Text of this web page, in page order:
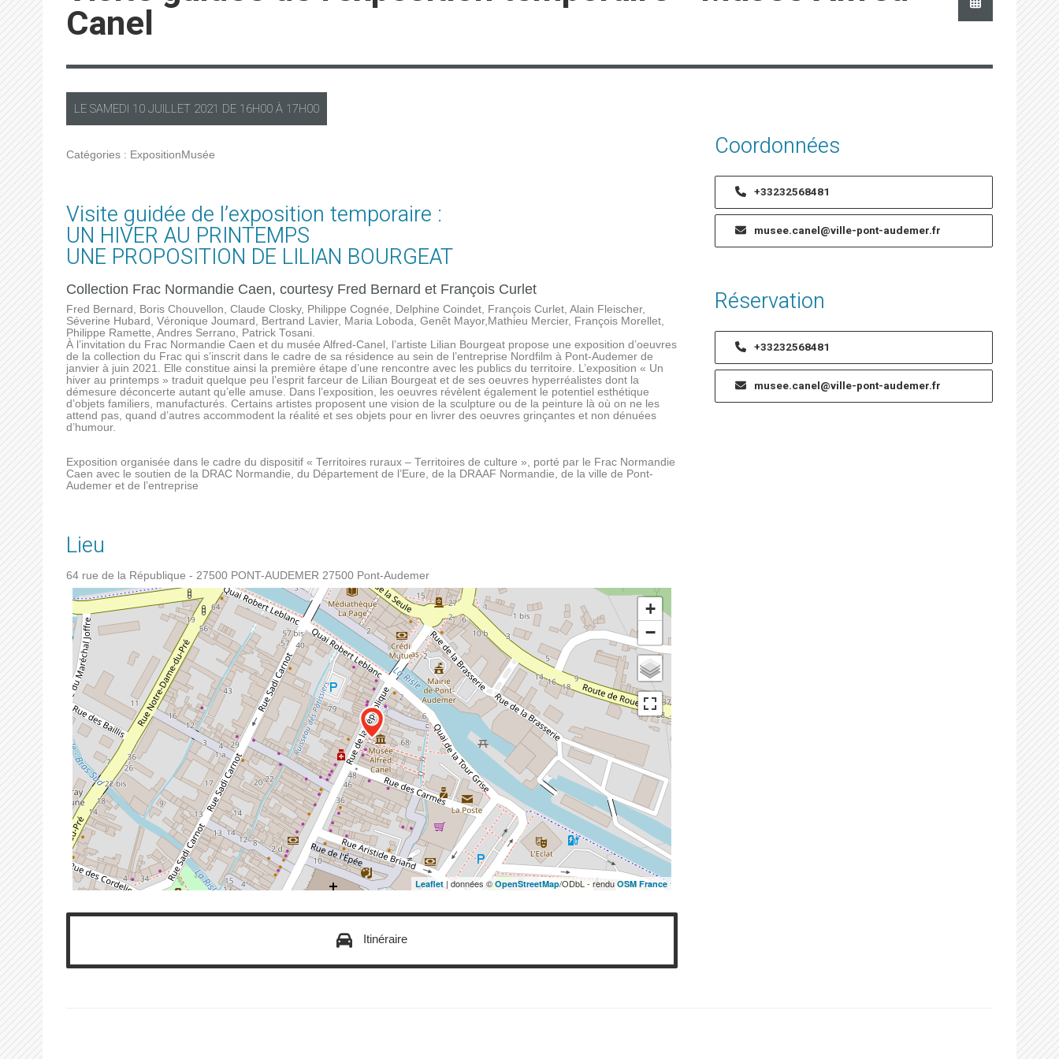
Canel
LESAMEDI 10 JUILLET 2021 DE 16H00À 17H00
Catégories : Exposition Musée
Visite guidée de l’exposition temporaire :
UN HIVER AU PRINTEMPS
UNE PROPOSITION DE LILIAN BOURGEAT
Collection Frac Normandie Caen, courtesy Fred Bernard et François Curlet
Fred Bernard, Boris Chouvellon, Claude Closky, Philippe Cognée, Delphine Coindet, François Curlet, Alain Fleischer,
Séverine Hubard, Véronique Joumard, Bertrand Lavier, Maria Loboda, Genêt Mayor,Mathieu Mercier, François Morellet,
Philippe Ramette, Andres Serrano, Patrick Tosani.
À l’invitation du Frac Normandie Caen et du musée Alfred-Canel, l’artiste Lilian Bourgeat propose une exposition d’oeuvres
de la collection du Frac qui s’inscrit dans le cadre de sa résidence au sein de l’entreprise Nordfilm à Pont-Audemer de
janvier à juin 2021. Elle constitue ainsi la première étape d’une rencontre avec les publics du territoire. L’exposition « Un
hiver au printemps » traduit quelque peu l’esprit farceur de Lilian Bourgeat et de ses oeuvres hyperréalistes dont la
démesure déconcerte autant qu’elle amuse. Dans l’exposition, les oeuvres révèlent également le potentiel esthétique
d’objets familiers, manufacturés. Certains artistes proposent une vision de la sculpture ou de la peinture là où on ne les
attend pas, quand d’autres accommodent la réalité et ses objets pour en livrer des oeuvres grinçantes et non dénuées
d’humour.
Exposition organisée dans le cadre du dispositif « Territoires ruraux – Territoires de culture », porté par le Frac Normandie
Caen avec le soutien de la DRAC Normandie, du Département de l’Eure, de la DRAAF Normandie, de la ville de Pont-
Audemer et de l’entreprise
Lieu
64 rue de la République - 27500 PONT-AUDEMER 27500 Pont-Audemer
+
−
Leaflet | données ©OpenStreetMap/ODbL - renduOSM France
Itinéraire
Coordonnées
+33232568481
musee.canel@ville-pont-audemer.fr
Réservation
+33232568481
musee.canel@ville-pont-audemer.fr